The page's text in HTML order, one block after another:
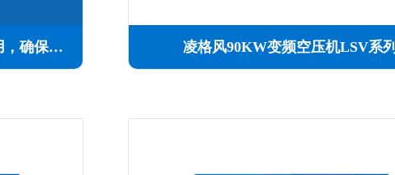
空压机在电力系统中有着广泛的应用，确保稳定运行具有重要意义 凌格风90KW变频空压机LSV系列